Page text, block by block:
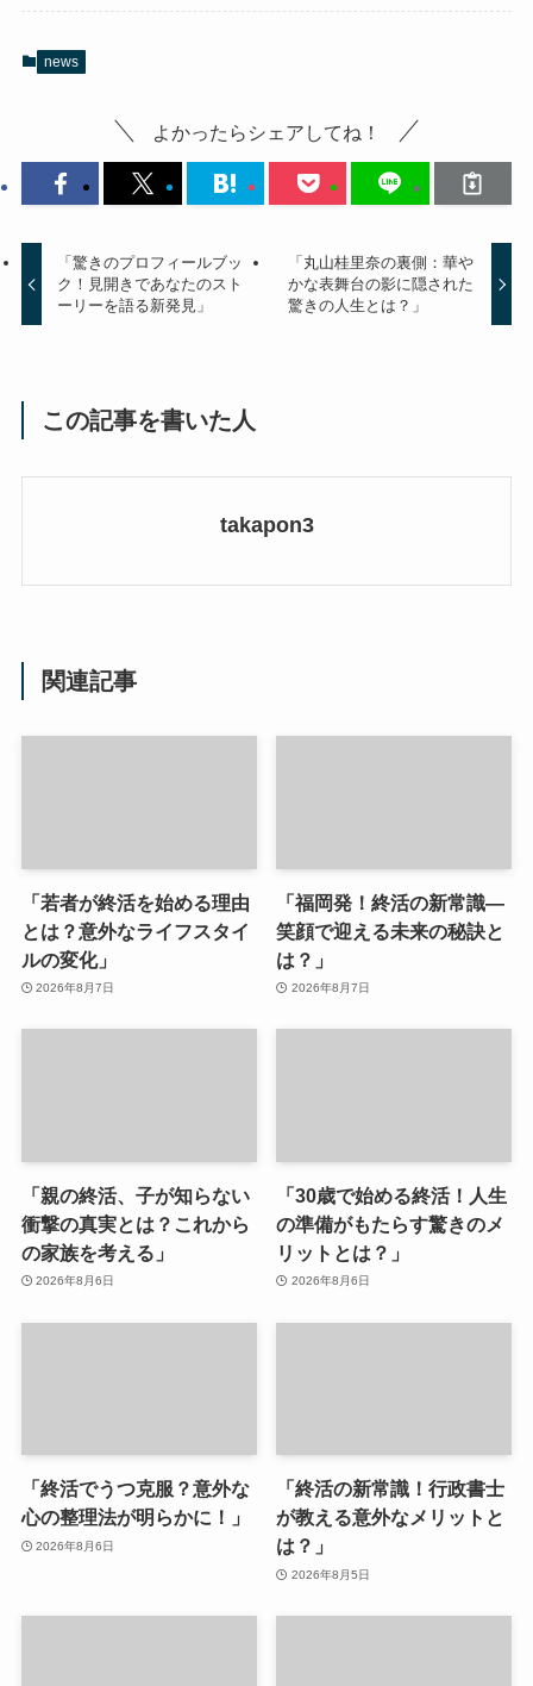
news
よかったらシェアしてね！
「驚きのプロフィールブッ
ク！見開きであなたのスト
ーリーを語る新発見」
「丸山桂里奈の裏側：華や
かな表舞台の影に隠された
驚きの人生とは？」
この記事を書いた人
takapon3
関連記事
「若者が終活を始める理由
とは？意外なライフスタイ
ルの変化」
2026年8月7日
「福岡発！終活の新常識—
笑顔で迎える未来の秘訣と
は？」
2026年8月7日
「親の終活、子が知らない
衝撃の真実とは？これから
の家族を考える」
2026年8月6日
「30歳で始める終活！人生
の準備がもたらす驚きのメ
リットとは？」
2026年8月6日
「終活でうつ克服？意外な
心の整理法が明らかに！」
2026年8月6日
「終活の新常識！行政書士
が教える意外なメリットと
は？」
2026年8月5日